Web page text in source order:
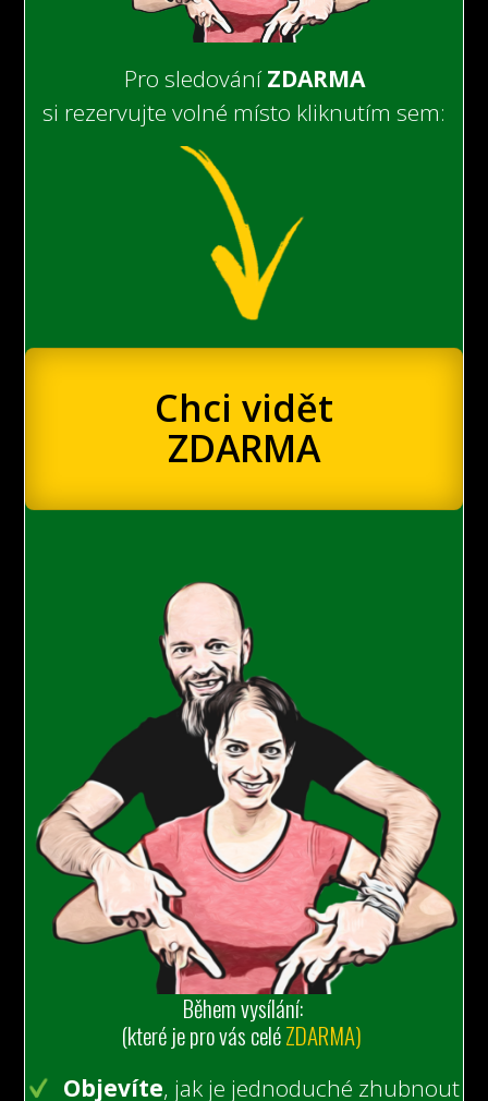
Pro sledováníZDARMA
si rezervujte volné místo kliknutím sem:
Chci vidět
ZDARMA
Během vysílání:
(které je pro vás celéZDARMA)
Objevíte, jak je jednoduché zhubnout